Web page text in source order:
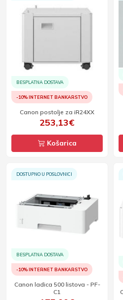
BESPLATNA DOSTAVA
-10% INTERNET BANKARSTVO
Canon postolje za iR24XX
253,13€
Košarica
DOSTUPNO U POSLOVNICI
BESPLATNA DOSTAVA
-10% INTERNET BANKARSTVO
Canon ladica 500 listova - PF-
C1